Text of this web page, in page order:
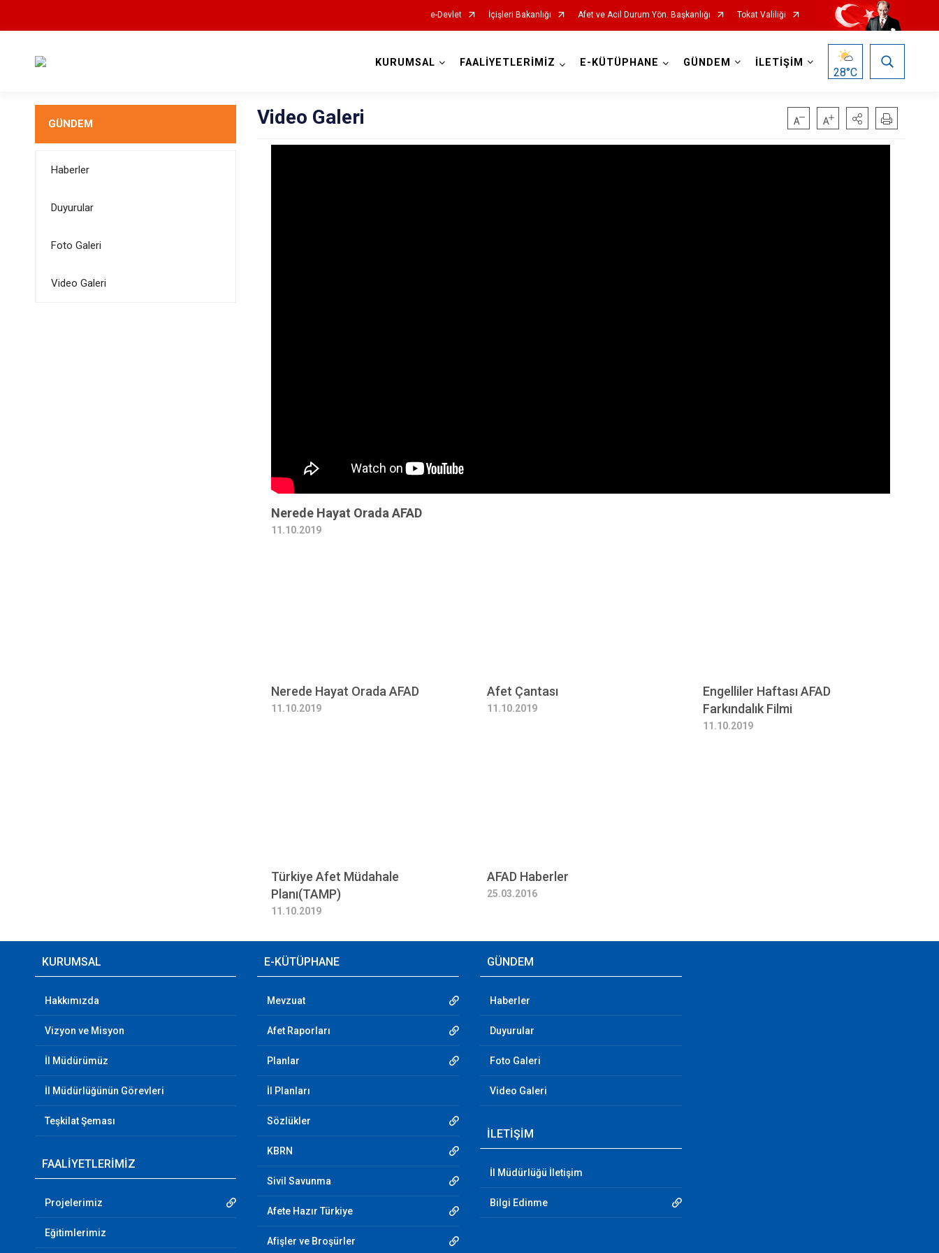
e-Devlet İçişleri Bakanlığı Afet ve Acil Durum Yön. Başkanlığı Tokat Valiliği
KURUMSAL FAALİYETLERİMİZ E-KÜTÜPHANE GÜNDEM İLETİŞİM
28°C
GÜNDEM
Haberler
Duyurular
Foto Galeri
Video Galeri
Video Galeri
Nerede Hayat Orada AFAD
11.10.2019
Nerede Hayat Orada AFAD
11.10.2019
Afet Çantası
11.10.2019
Engelliler Haftası AFAD
Farkındalık Filmi
11.10.2019
Türkiye Afet Müdahale
Planı(TAMP)
11.10.2019
AFAD Haberler
25.03.2016
KURUMSAL
Hakkımızda
Vizyon ve Misyon
İl Müdürümüz
İl Müdürlüğünün Görevleri
Teşkilat Şeması
FAALİYETLERİMİZ
Projelerimiz
Eğitimlerimiz
E-KÜTÜPHANE
Mevzuat
Afet Raporları
Planlar
İl Planları
Sözlükler
KBRN
Sivil Savunma
Afete Hazır Türkiye
Afişler ve Broşürler
GÜNDEM
Haberler
Duyurular
Foto Galeri
Video Galeri
İLETİŞİM
İl Müdürlüğü İletişim
Bilgi Edinme